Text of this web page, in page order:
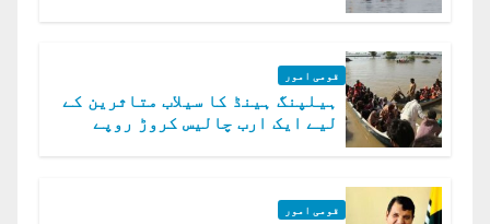
قومی امور
ہیلپنگ ہینڈ کا سیلاب متاثرین کے
لیے ایک ارب چالیس کروڑ روپے
قومی امور